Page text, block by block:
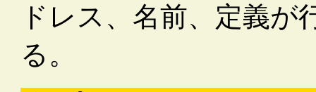
ドレス、名前、定義
る。